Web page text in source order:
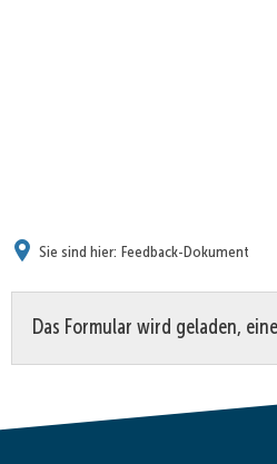
Sie sind hier: Feedback-Dokument
Das Formular wird geladen,